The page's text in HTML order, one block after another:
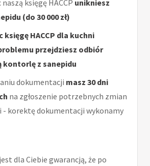
księgę HACCP unikniesz
(do 30 000 zł)
księgę HACCP dla kuchni
przejdziesz odbiór
kontorlę z sanepidu
dokumentacji masz 30 dni
na zgłoszenie potrzebnych zmian
- korektę dokumentacji wykonamy
dla Ciebie gwarancją, że po